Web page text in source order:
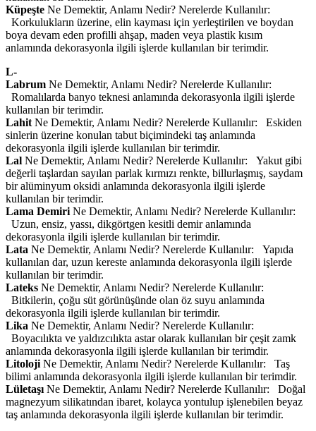
Küpeşte Ne Demektir, Anlamı Nedir? Nerelerde Kullanılır:
Korkulukların üzerine, elin kayması için yerleştirilen ve boydan
boya devam eden profilli ahşap, maden veya plastik kısım
anlamında dekorasyonla ilgili işlerde kullanılan bir terimdir.
L-
Labrum Ne Demektir, Anlamı Nedir? Nerelerde Kullanılır:
Romalılarda banyo teknesi anlamında dekorasyonla ilgili işlerde
kullanılan bir terimdir.
Lahit Ne Demektir, Anlamı Nedir? Nerelerde Kullanılır: Eskiden
sinlerin üzerine konulan tabut biçimindeki taş anlamında
dekorasyonla ilgili işlerde kullanılan bir terimdir.
Lal Ne Demektir, Anlamı Nedir? Nerelerde Kullanılır: Yakut gibi
değerli taşlardan sayılan parlak kırmızı renkte, billurlaşmış, saydam
bir alüminyum oksidi anlamında dekorasyonla ilgili işlerde
kullanılan bir terimdir.
Lama Demiri Ne Demektir, Anlamı Nedir? Nerelerde Kullanılır:
Uzun, ensiz, yassı, dikgörtgen kesitli demir anlamında
dekorasyonla ilgili işlerde kullanılan bir terimdir.
Lata Ne Demektir, Anlamı Nedir? Nerelerde Kullanılır: Yapıda
kullanılan dar, uzun kereste anlamında dekorasyonla ilgili işlerde
kullanılan bir terimdir.
Lateks Ne Demektir, Anlamı Nedir? Nerelerde Kullanılır:
Bitkilerin, çoğu süt görünüşünde olan öz suyu anlamında
dekorasyonla ilgili işlerde kullanılan bir terimdir.
Lika Ne Demektir, Anlamı Nedir? Nerelerde Kullanılır:
Boyacılıkta ve yaldızcılıkta astar olarak kullanılan bir çeşit zamk
anlamında dekorasyonla ilgili işlerde kullanılan bir terimdir.
Litoloji Ne Demektir, Anlamı Nedir? Nerelerde Kullanılır: Taş
bilimi anlamında dekorasyonla ilgili işlerde kullanılan bir terimdir.
Lületaşı Ne Demektir, Anlamı Nedir? Nerelerde Kullanılır: Doğal
magnezyum silikatından ibaret, kolayca yontulup işlenebilen beyaz
taş anlamında dekorasyonla ilgili işlerde kullanılan bir terimdir.